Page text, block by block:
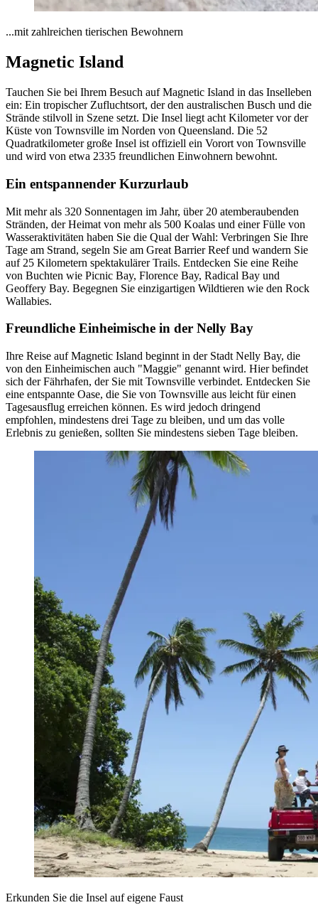
...mit zahlreichen tierischen Bewohnern
Magnetic Island
Tauchen Sie bei Ihrem Besuch auf Magnetic Island in das Inselleben
ein: Ein tropischer Zufluchtsort, der den australischen Busch und die
Strände stilvoll in Szene setzt. Die Insel liegt acht Kilometer vor der
Küste von Townsville im Norden von Queensland. Die 52
Quadratkilometer große Insel ist offiziell ein Vorort von Townsville
und wird von etwa 2335 freundlichen Einwohnern bewohnt.
Ein entspannender Kurzurlaub
Mit mehr als 320 Sonnentagen im Jahr, über 20 atemberaubenden
Stränden, der Heimat von mehr als 500 Koalas und einer Fülle von
Wasseraktivitäten haben Sie die Qual der Wahl: Verbringen Sie Ihre
Tage am Strand, segeln Sie am Great Barrier Reef und wandern Sie
auf 25 Kilometern spektakulärer Trails. Entdecken Sie eine Reihe
von Buchten wie Picnic Bay, Florence Bay, Radical Bay und
Geoffery Bay. Begegnen Sie einzigartigen Wildtieren wie den Rock
Wallabies.
Freundliche Einheimische in der Nelly Bay
Ihre Reise auf Magnetic Island beginnt in der Stadt Nelly Bay, die
von den Einheimischen auch "Maggie" genannt wird. Hier befindet
sich der Fährhafen, der Sie mit Townsville verbindet. Entdecken Sie
eine entspannte Oase, die Sie von Townsville aus leicht für einen
Tagesausflug erreichen können. Es wird jedoch dringend
empfohlen, mindestens drei Tage zu bleiben, und um das volle
Erlebnis zu genießen, sollten Sie mindestens sieben Tage bleiben.
Erkunden Sie die Insel auf eigene Faust